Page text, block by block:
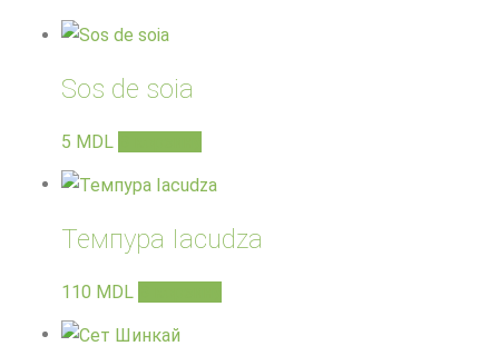
Sos de soia
5 MDL
Темпура Iacudza
110 MDL